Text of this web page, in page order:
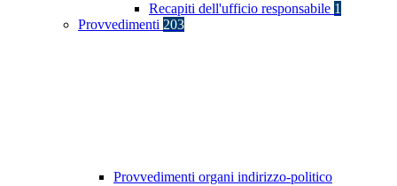
Recapiti dell'ufficio responsabile 1
Provvedimenti 203
Provvedimenti organi indirizzo-politico